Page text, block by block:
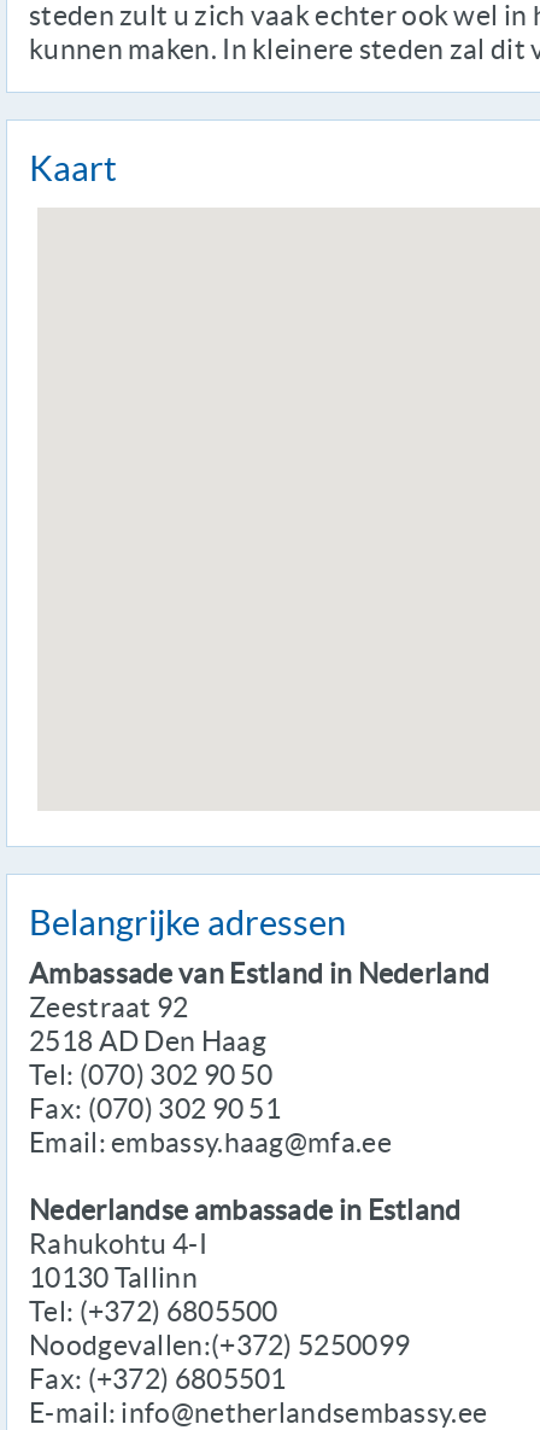
steden zult u zich vaak echter ook wel in
kunnen maken. In kleinere steden zal dit
Kaart
Belangrijke adressen
Ambassade van Estland in Nederland
Zeestraat 92
2518 AD Den Haag
Tel: (070) 302 90 50
Fax: (070) 302 90 51
Email: embassy.haag@mfa.ee
Nederlandse ambassade in Estland
Rahukohtu 4-I
10130 Tallinn
Tel: (+372) 6805500
Noodgevallen:(+372) 5250099
Fax: (+372) 6805501
E-mail: info@netherlandsembassy.ee